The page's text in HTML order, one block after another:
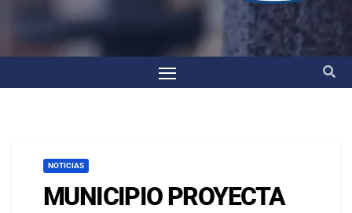
NOTICIAS
MUNICIPIO PROYECTA